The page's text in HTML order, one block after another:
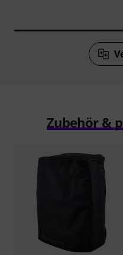
Zubehör &